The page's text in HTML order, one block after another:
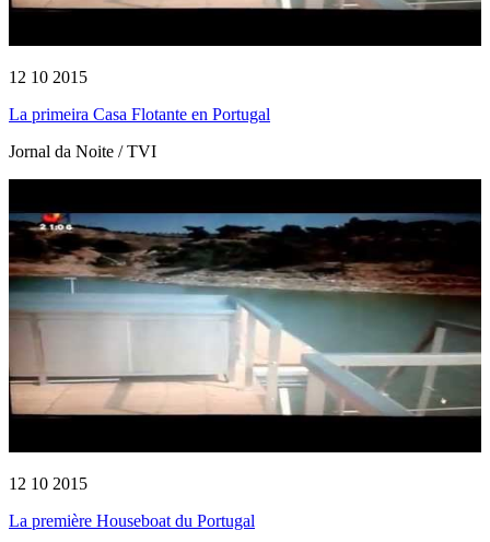
12 10 2015
La primeira Casa Flotante en Portugal
Jornal da Noite / TVI
12 10 2015
La première Houseboat du Portugal